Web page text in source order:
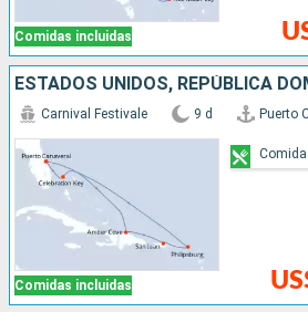
Comidas incluidas
Comidas incluidas
Carnival Festivale 9 d Puerto